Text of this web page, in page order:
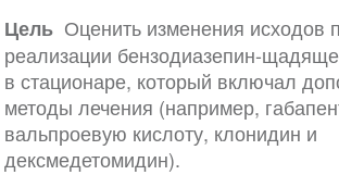
ЦельОценить изменения исходов
реализации бензодиазепин-
в стационаре, который включал
методы лечения (например,
вальпроевую кислоту, клонидин и
дексмедетомидин).